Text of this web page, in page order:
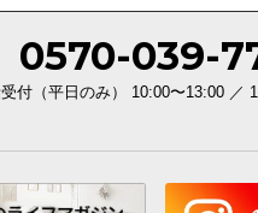
0570-039-
付（平日のみ） 10:00〜13:00 ／